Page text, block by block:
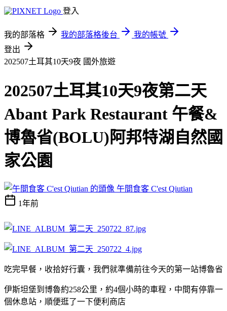
登入
我的部落格 我的部落格後台
我的帳號
登出
202507土耳其10天9夜 國外旅遊
202507土耳其10天9夜第二天
Abant Park Restaurant 午餐&
博魯省(BOLU)阿邦特湖自然國
家公園
午間食客 C'est Qiutian
1年前
吃完早餐，收拾好行囊，我們就準備前往今天的第一站博魯省
伊斯坦堡到博魯約258公里，約4個小時的車程，中間有停靠一
個休息站，順便逛了一下便利商店